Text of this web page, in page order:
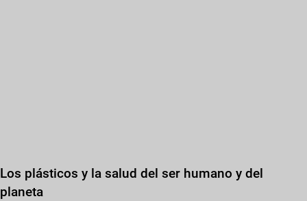
Los plásticos y la salud del ser humano y del
planeta